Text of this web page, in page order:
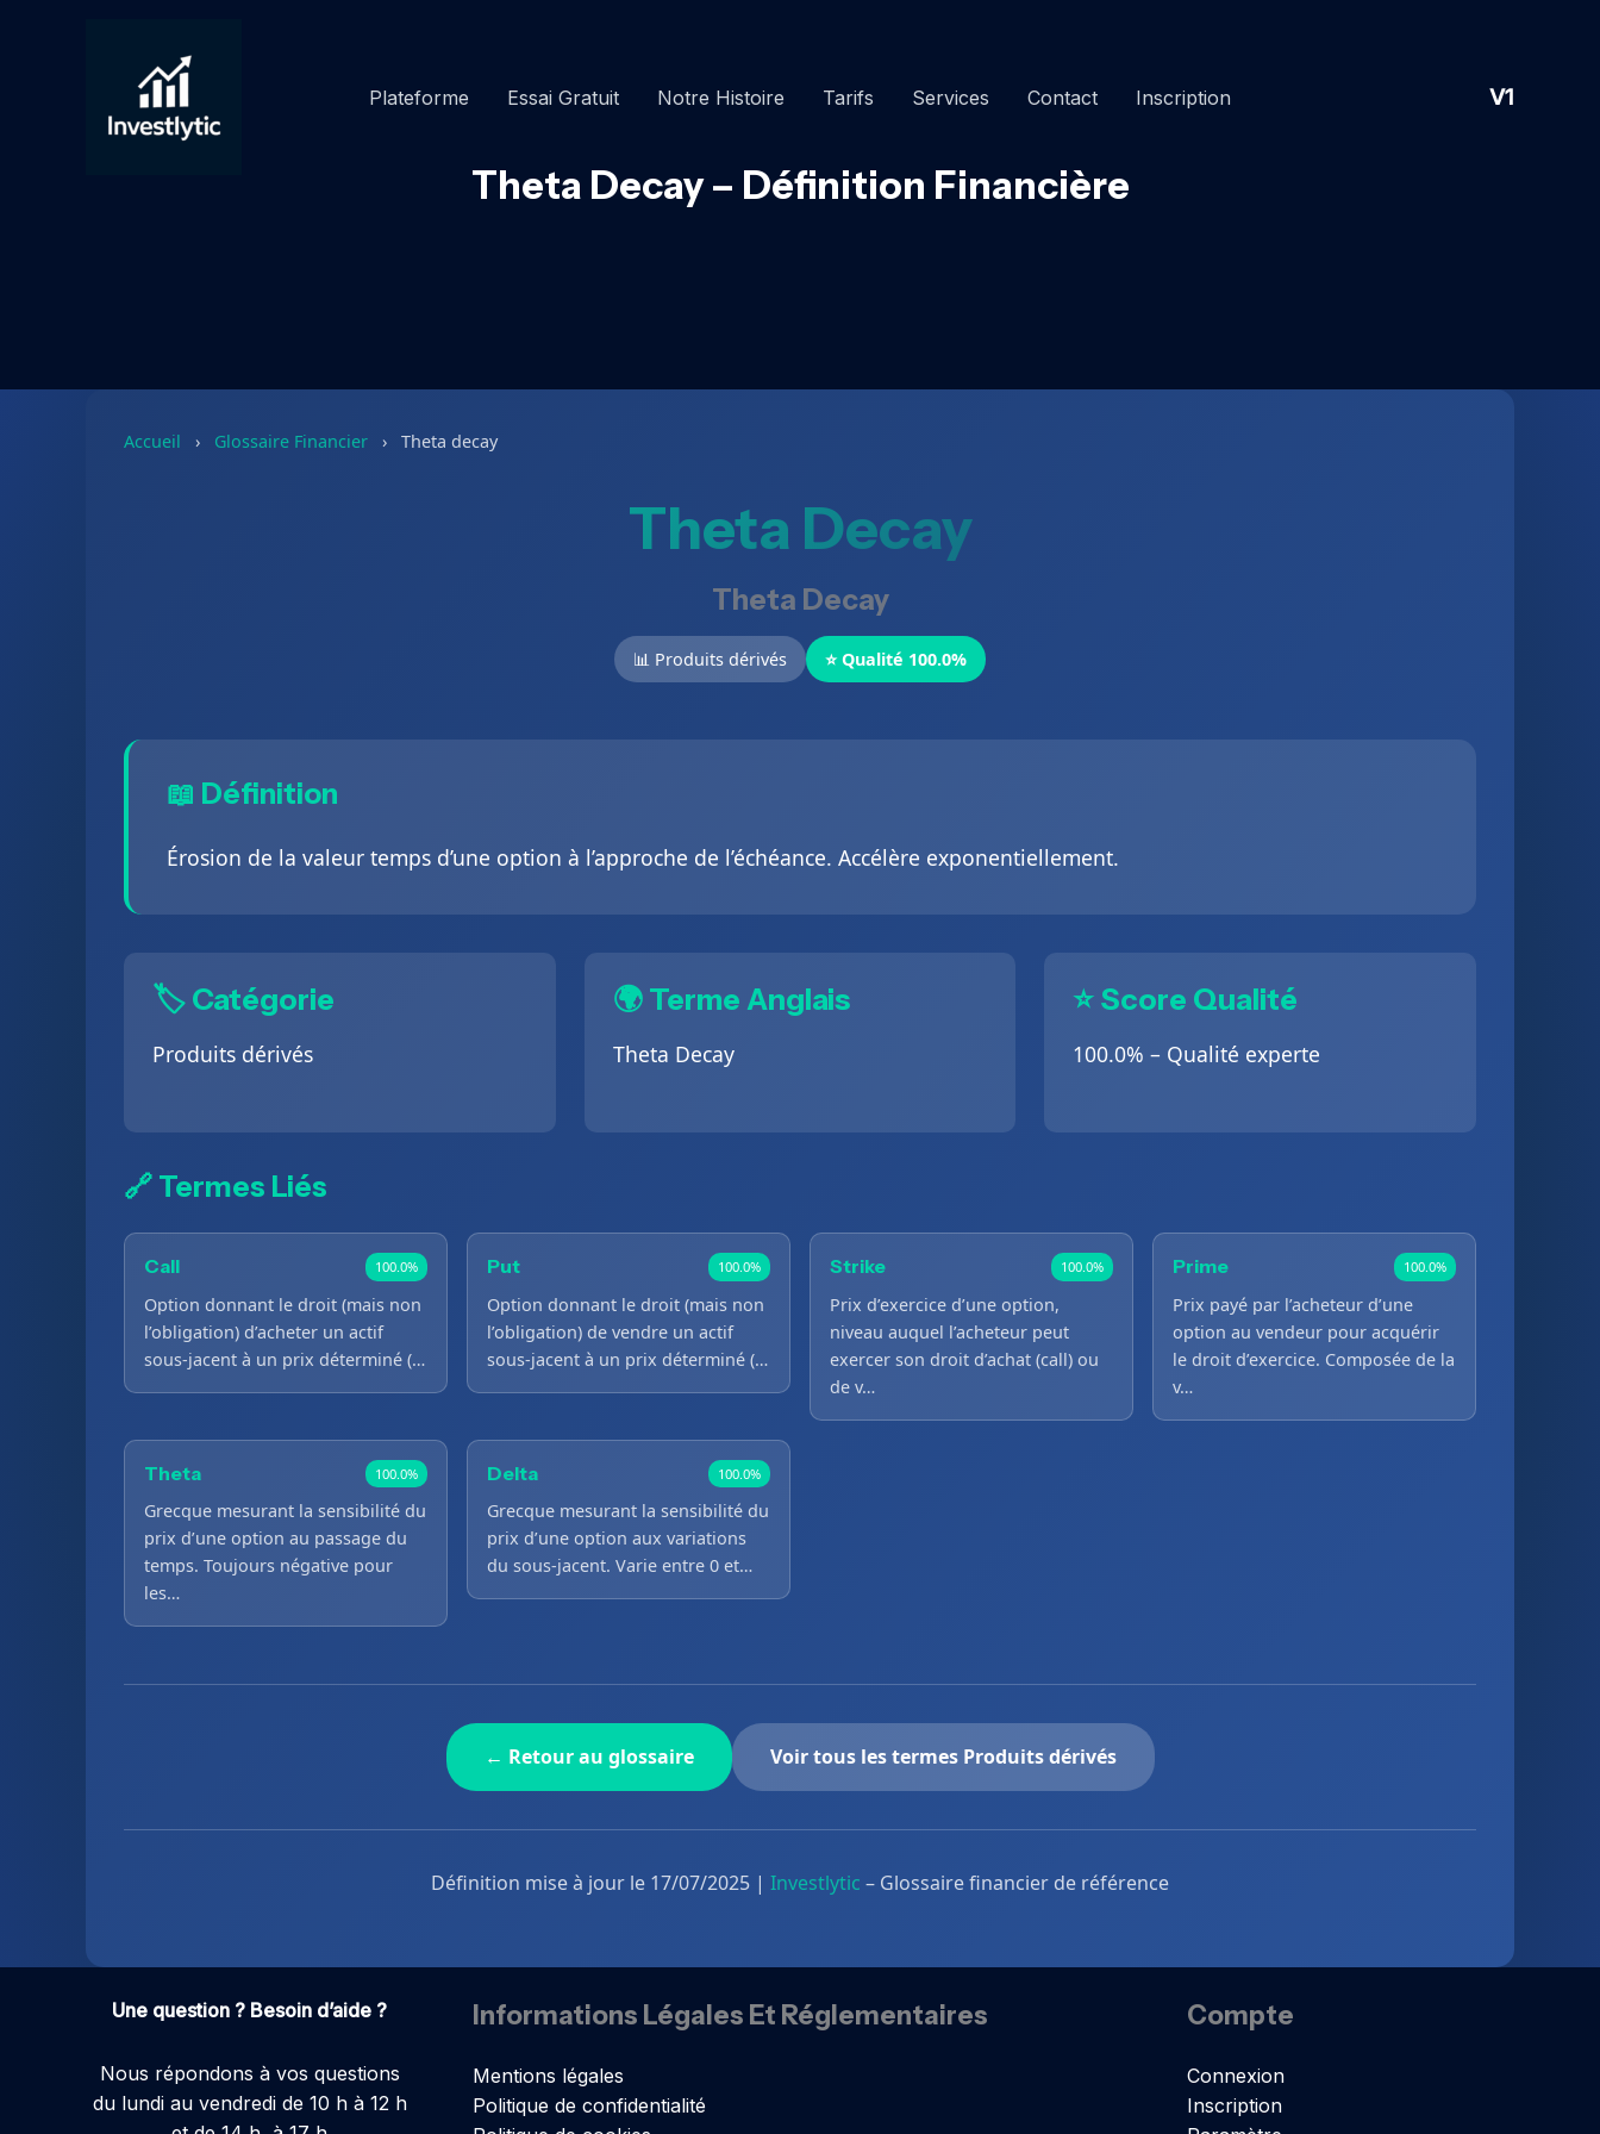
Plateforme
Essai Gratuit Notre Histoire Tarifs Services Contact Inscription V1
Theta Decay – Définition Financière
Accueil › Glossaire Financier › Theta decay
Theta Decay
Theta Decay
📊 Produits dérivés ⭐ Qualité 100.0%
📖 Définition
Érosion de la valeur temps d’une option à l’approche de l’échéance. Accélère exponentiellement.
🏷️ Catégorie
Produits dérivés
🌍 Terme Anglais
Theta Decay
⭐ Score Qualité
100.0% – Qualité experte
🔗 Termes Liés
Call 100.0%
Option donnant le droit (mais non
l’obligation) d’acheter un actif
sous-jacent à un prix déterminé (…
Put 100.0%
Option donnant le droit (mais non
l’obligation) de vendre un actif
sous-jacent à un prix déterminé (…
Strike 100.0%
Prix d’exercice d’une option,
niveau auquel l’acheteur peut
exercer son droit d’achat (call) ou
de v…
Prime 100.0%
Prix payé par l’acheteur d’une
option au vendeur pour acquérir
le droit d’exercice. Composée de la
v…
Theta 100.0%
Grecque mesurant la sensibilité du
prix d’une option au passage du
temps. Toujours négative pour
les…
Delta 100.0%
Grecque mesurant la sensibilité du
prix d’une option aux variations
du sous-jacent. Varie entre 0 et…
← Retour au glossaire Voir tous les termes Produits dérivés
Définition mise à jour le 17/07/2025 | Investlytic – Glossaire financier de référence
Une question ? Besoin d’aide ?
Nous répondons à vos questions
du lundi au vendredi de 10 h à 12 h
Informations Légales Et Réglementaires
Mentions légales
Politique de confidentialité
Compte
Connexion
Inscription